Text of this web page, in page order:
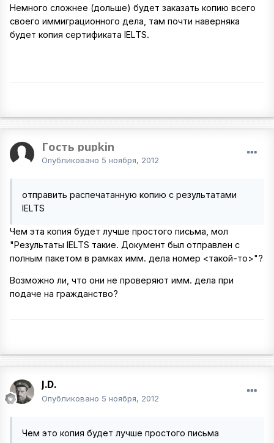
Немного сложнее (дольше) будет заказать копию всего
своего иммиграционного дела, там почти наверняка
будет копия сертификата IELTS.
Гость pupkin
Опубликовано 5 ноября, 2012
отправить распечатанную копию с результатами
IELTS
Чем эта копия будет лучше простого письма, мол
"Результаты IELTS такие. Документ был отправлен с
полным пакетом в рамках имм. дела номер <такой-то>"?
Возможно ли, что они не проверяют имм. дела при
подаче на гражданство?
J.D.
Опубликовано 5 ноября, 2012
Чем это копия будет лучше простого письма